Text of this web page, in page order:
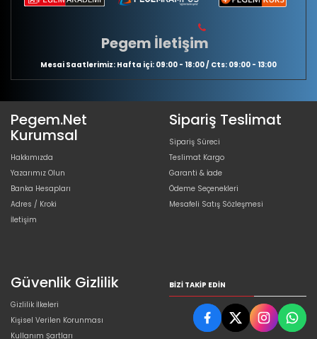
Pegem İletişim
Mesai Saatlerimiz: Hafta içi: 09:00 - 18:00 / Cts: 09:00 - 13:00
Pegem.Net
Kurumsal
Hakkımızda
Yazarımız Olun
Banka Hesapları
Adres / Kroki
İletişim
Sipariş Teslimat
Sipariş Süreci
Teslimat Kargo
Garanti & İade
Ödeme Seçenekleri
Mesafeli Satış Sözleşmesi
Güvenlik Gizlilik
Gizlilik İlkeleri
Kişisel Verilen Korunması
Kullanım Şartları
BIZI TAKIP EDIN